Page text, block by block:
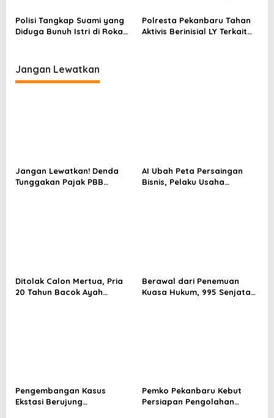
Peragakan 34 Adegan
Kasus yang Mandek 1 Tahun
4 Bulan
Polisi Tangkap Suami yang
Diduga Bunuh Istri di Rokan
Polresta Pekanbaru Tahan
Aktivis Berinisial LY Terkait
Jangan Lewatkan
Jangan Lewatkan! Denda
Tunggakan Pajak PBB
AI Ubah Peta Persaingan
Bisnis, Pelaku Usaha
Ditolak Calon Mertua, Pria
20 Tahun Bacok Ayah
Berawal dari Penemuan
Kuasa Hukum, 995 Senjata
Pengembangan Kasus
Ekstasi Berujung
Pemko Pekanbaru Kebut
Persiapan Pengolahan